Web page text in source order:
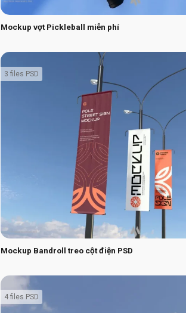
Mockup vợt Pickleball miễn phí
Mockup Bandroll treo cột điện PSD
3 files PSD
4 files PSD